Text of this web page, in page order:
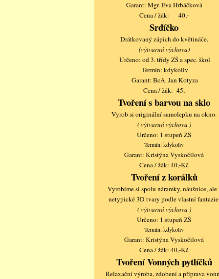
Garant: Mgr. Eva Hrbáčková
Cena / žák: 40,-
Srdíčko
Drátkovaný zápich do květináče.
(výtvarná výchova)
Určeno: od 3. třídy ZŠ a spec. škol
Termín: kdykoliv
Garant: BcA. Jan Kotyza
Cena / žák: 45,-
Tvoření s barvou na sklo
Vyrob si originální samolepku na okno.
( výtvarná výchova )
Určeno: 1.stupeň ZŠ
Termín: kdykoliv
Garant: Kristýna Vyskočilová
Cena / žák: 40,-Kč
Tvoření z korálků
Vyrobíme si spolu náramky, náušnice, ale
netypické 3D tvary podle vlastní
( výtvarná výchova )
Určeno: 1.stupeň ZŠ
Termín: kdykoliv
Garant: Kristýna Vyskočilová
Cena / žák: 40,-Kč
Tvoření Vonných pytlíčků
Relaxační výroba, zdobení a příprava